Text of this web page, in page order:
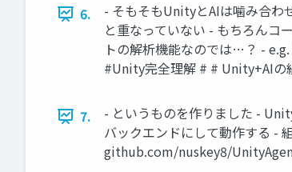
6.
- そもそもUnityとAIは噛み合わ
と重なっていない - もちろんコ
トの解析機能なのでは…？ -
#Unity完全理解 # # Unity+AIの
7.
- というものを作りました -
バックエンドにして動作する -
github.com/nuskey8/